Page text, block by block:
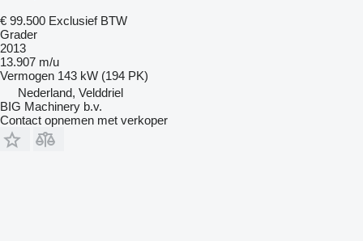
€ 99.500 Exclusief BTW
Grader
2013
13.907 m/u
Vermogen 143 kW (194 PK)
Nederland, Velddriel
BIG Machinery b.v.
Contact opnemen met verkoper